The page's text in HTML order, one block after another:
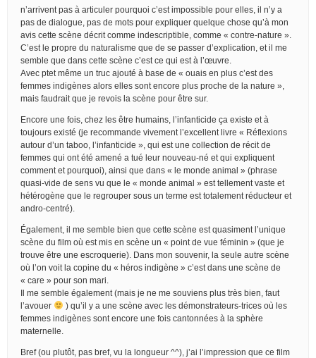
n’arrivent pas à articuler pourquoi c’est impossible pour elles, il n’y a
pas de dialogue, pas de mots pour expliquer quelque chose qu’à mon
avis cette scène décrit comme indescriptible, comme « contre-nature ».
C’est le propre du naturalisme que de se passer d’explication, et il me
semble que dans cette scène c’est ce qui est à l’œuvre.
Avec ptet même un truc ajouté à base de « ouais en plus c’est des
femmes indigènes alors elles sont encore plus proche de la nature »,
mais faudrait que je revois la scène pour être sur.
Encore une fois, chez les être humains, l’infanticide ça existe et à
toujours existé (je recommande vivement l’excellent livre « Réflexions
autour d’un taboo, l’infanticide », qui est une collection de récit de
femmes qui ont été amené a tué leur nouveau-né et qui expliquent
comment et pourquoi), ainsi que dans « le monde animal » (phrase
quasi-vide de sens vu que le « monde animal » est tellement vaste et
hétérogène que le regrouper sous un terme est totalement réducteur et
andro-centré).
Également, il me semble bien que cette scène est quasiment l’unique
scène du film où est mis en scène un « point de vue féminin » (que je
trouve être une escroquerie). Dans mon souvenir, la seule autre scène
où l’on voit la copine du « héros indigène » c’est dans une scène de
« care » pour son mari.
Il me semble également (mais je ne me souviens plus très bien, faut
l’avouer
) qu’il y a une scène avec les démonstrateurs-trices où les
femmes indigènes sont encore une fois cantonnées à la sphère
maternelle.
Bref (ou plutôt, pas bref, vu la longueur ^^), j’ai l’impression que ce film